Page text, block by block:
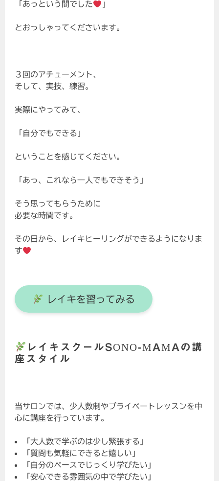
「あっという間でした 」
とおっしゃってくださいます。
３回のアチューメント、
そして、実技、練習。
実際にやってみて、
「自分でもできる」
ということを感じてください。
「あっ、これなら一人でもできそう」
そう思ってもらうために
必要な時間です。
その日から、レイキヒーリングができるようになりま
す
レイキを習ってみる
レイキスクールSONO-MAMAの講
座スタイル
当サロンでは、少人数制やプライベートレッスンを中
心に講座を行っています。
「大人数で学ぶのは少し緊張する」
「質問も気軽にできると嬉しい」
「自分のペースでじっくり学びたい」
「安心できる雰囲気の中で学びたい」